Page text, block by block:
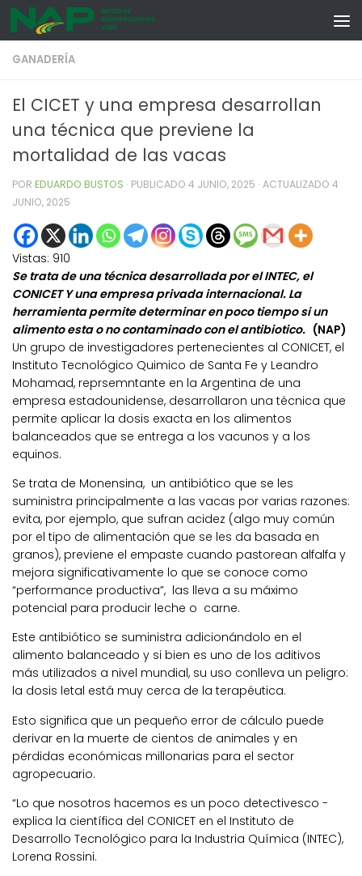
Skip to content
GANADERÍA
El CICET y una empresa desarrollan
una técnica que previene la
mortalidad de las vacas
POR EDUARDO BUSTOS · PUBLICADO 4 JUNIO, 2025 · ACTUALIZADO 4
JUNIO, 2025
Vistas: 910
Se trata de una técnica desarrollada por el INTEC, el
CONICET Y una empresa privada internacional. La
herramienta permite determinar en poco tiempo si un
alimento esta o no contaminado con el antibiotico. (NAP)
Un grupo de investigadores pertenecientes al CONICET, el
Instituto Tecnológico Quimico de Santa Fe y Leandro
Mohamad, reprsemntante en la Argentina de una
empresa estadounidense, desarrollaron una técnica que
permite aplicar la dosis exacta en los alimentos
balanceados que se entrega a los vacunos y a los
equinos.
Se trata de Monensina, un antibiótico que se les
suministra principalmente a las vacas por varias razones:
evita, por ejemplo, que sufran acidez (algo muy común
por el tipo de alimentación que se les da basada en
granos), previene el empaste cuando pastorean alfalfa y
mejora significativamente lo que se conoce como
“performance productiva”, las lleva a su máximo
potencial para producir leche o carne.
Este antibiótico se suministra adicionándolo en el
alimento balanceado y si bien es uno de los aditivos
más utilizados a nivel mundial, su uso conlleva un peligro:
la dosis letal está muy cerca de la terapéutica.
Esto significa que un pequeño error de cálculo puede
derivar en la muerte de cientos de animales y en
pérdidas económicas millonarias para el sector
agropecuario.
“Lo que nosotros hacemos es un poco detectivesco -
explica la científica del CONICET en el Instituto de
Desarrollo Tecnológico para la Industria Química (INTEC),
Lorena Rossini.